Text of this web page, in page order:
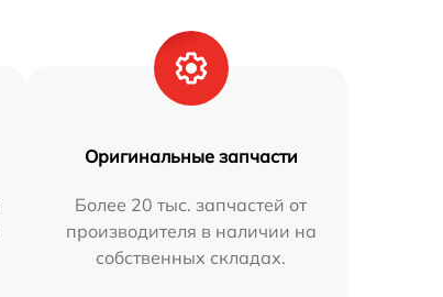
Оригинальные запчасти
Более 20 тыс. запчастей от
производителя в наличии на
собственных складах.